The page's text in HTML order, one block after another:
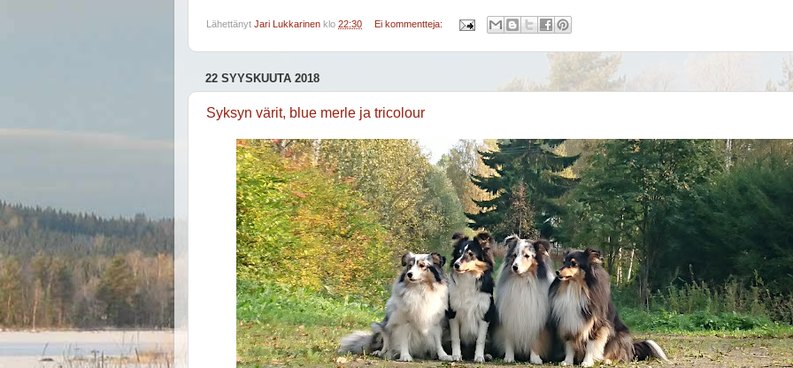
Lähettänyt Jari Lukkarinen klo 22:30 Ei kommentteja:
22 SYYSKUUTA 2018
Syksyn värit, blue merle ja tricolour